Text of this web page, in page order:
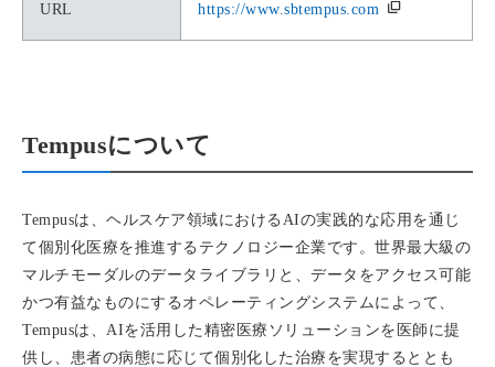
URL https://www.sbtempus.com
Tempusについて
Tempusは、ヘルスケア領域におけるAIの実践的な応用を通じ
て個別化医療を推進するテクノロジー企業です。世界最大級の
マルチモーダルのデータライブラリと、データをアクセス可能
かつ有益なものにするオペレーティングシステムによって、
Tempusは、AIを活用した精密医療ソリューションを医師に提
供し、患者の病態に応じて個別化した治療を実現するととも